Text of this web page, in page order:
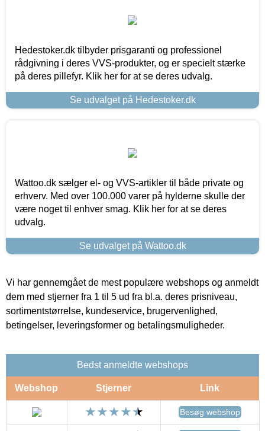
Hedestoker.dk tilbyder prisgaranti og professionel
rådgivning i deres VVS-produkter, og er specielt stærke
på deres pillefyr. Klik her for at se deres udvalg.
Se udvalget på Hedestoker.dk
Wattoo.dk sælger el- og VVS-artikler til både private og
erhverv. Med over 100.000 varer på hylderne skulle der
være noget til enhver smag. Klik her for at se deres
udvalg.
Se udvalget på Wattoo.dk
Vi har gennemgået de mest populære webshops og anmeldt
dem med stjerner fra 1 til 5 ud fra bl.a. deres prisniveau,
sortimentstørrelse, kundeservice, brugervenlighed,
betingelser, leveringsformer og betalingsmuligheder.
Bedst anmeldte webshops
Webshop Stjerner Link
Besøg webshop